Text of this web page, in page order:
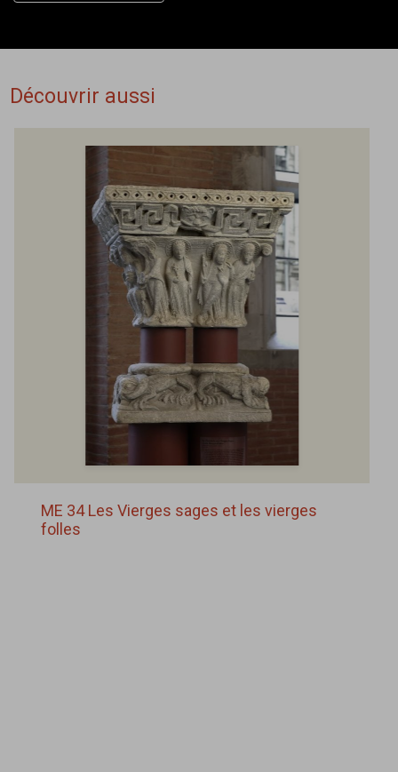
Découvrir aussi
ME 34 Les Vierges sages et les vierges
folles